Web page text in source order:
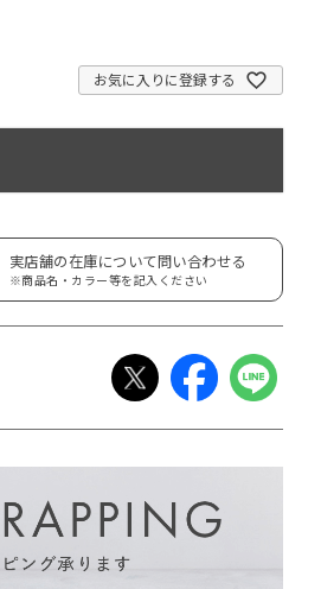
お気に入りに登録する
実店舗の在庫について問い合わせる
※商品名・カラー等を記入ください